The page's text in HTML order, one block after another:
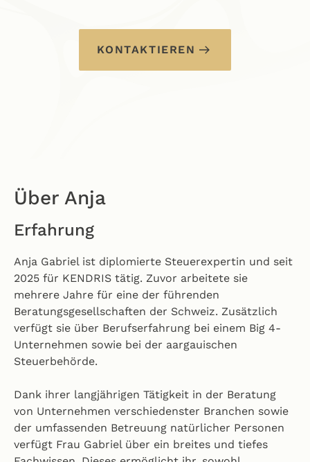
KONTAKTIEREN
Über Anja
Erfahrung
Anja Gabriel ist diplomierte Steuerexpertin und seit
2025 für KENDRIS tätig. Zuvor arbeitete sie
mehrere Jahre für eine der führenden
Beratungsgesellschaften der Schweiz. Zusätzlich
verfügt sie über Berufserfahrung bei einem Big 4-
Unternehmen sowie bei der aargauischen
Steuerbehörde.
Dank ihrer langjährigen Tätigkeit in der Beratung
von Unternehmen verschiedenster Branchen sowie
der umfassenden Betreuung natürlicher Personen
verfügt Frau Gabriel über ein breites und tiefes